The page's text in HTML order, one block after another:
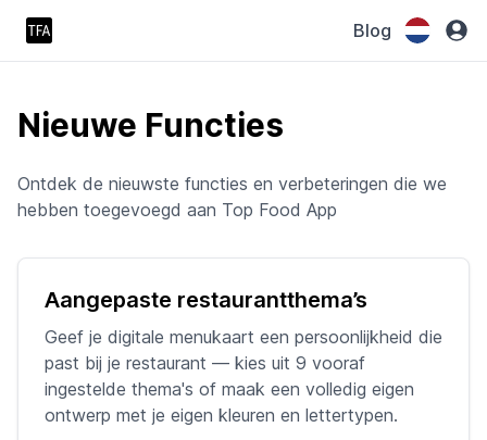
Blog
Nieuwe Functies
Ontdek de nieuwste functies en verbeteringen die we
hebben toegevoegd aan Top Food App
Aangepaste restaurantthema’s
Geef je digitale menukaart een persoonlijkheid die
past bij je restaurant — kies uit 9 vooraf
ingestelde thema's of maak een volledig eigen
ontwerp met je eigen kleuren en lettertypen.